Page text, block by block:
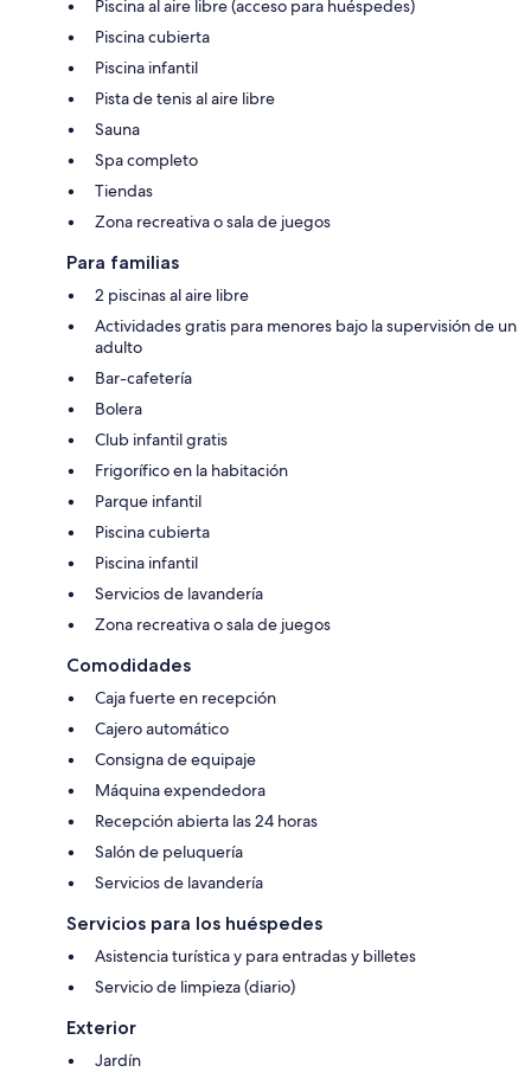
Piscina al aire libre (acceso para huéspedes)
Piscina cubierta
Piscina infantil
Pista de tenis al aire libre
Sauna
Spa completo
Tiendas
Zona recreativa o sala de juegos
Para familias
2 piscinas al aire libre
Actividades gratis para menores bajo la supervisión de un
adulto
Bar-cafetería
Bolera
Club infantil gratis
Frigorífico en la habitación
Parque infantil
Piscina cubierta
Piscina infantil
Servicios de lavandería
Zona recreativa o sala de juegos
Comodidades
Caja fuerte en recepción
Cajero automático
Consigna de equipaje
Máquina expendedora
Recepción abierta las 24 horas
Salón de peluquería
Servicios de lavandería
Servicios para los huéspedes
Asistencia turística y para entradas y billetes
Servicio de limpieza (diario)
Exterior
Jardín